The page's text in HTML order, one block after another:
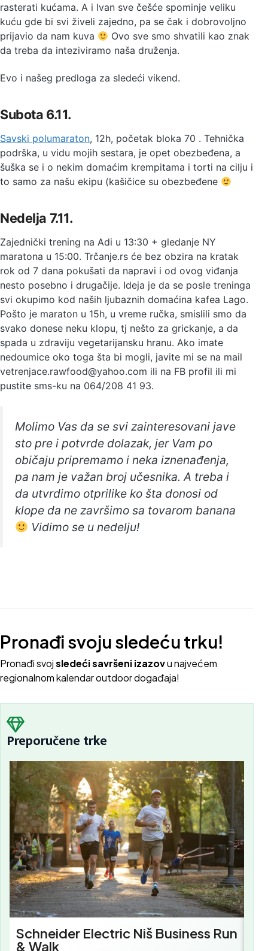
rasterati kućama. A i Ivan sve češće spominje veliku
kuću gde bi svi živeli zajedno, pa se čak i dobrovoljno
prijavio da nam kuva
Ovo sve smo shvatili kao znak
da treba da inteziviramo naša druženja.
Evo i našeg predloga za sledeći vikend.
Subota 6.11.
Savski polumaraton, 12h, početak bloka 70 . Tehnička
podrška, u vidu mojih sestara, je opet obezbeđena, a
šuška se i o nekim domaćim krempitama i torti na cilju i
to samo za našu ekipu (kašičice su obezbeđene
Nedelja 7.11.
Zajednički trening na Adi u 13:30 + gledanje NY
maratona u 15:00. Trčanje.rs će bez obzira na kratak
rok od 7 dana pokušati da napravi i od ovog viđanja
nesto posebno i drugačije. Ideja je da se posle treninga
svi okupimo kod naših ljubaznih domaćina kafea Lago.
Pošto je maraton u 15h, u vreme ručka, smislili smo da
svako donese neku klopu, tj nešto za grickanje, a da
spada u zdraviju vegetarijansku hranu. Ako imate
nedoumice oko toga šta bi mogli, javite mi se na mail
vetrenjace.rawfood@yahoo.com ili na FB profil ili mi
pustite sms-ku na 064/208 41 93.
Molimo Vas da se svi zainteresovani jave
sto pre i potvrde dolazak, jer Vam po
običaju pripremamo i neka iznenađenja,
pa nam je važan broj učesnika. A treba i
da utvrdimo otprilike ko šta donosi od
klope da ne završimo sa tovarom banana
Vidimo se u nedelju!
Pronađi svoju sledeću trku!
Pronađi svojsledeći savršeni izazovu najvećem
regionalnom kalendar outdoor događaja!
Preporučene trke
Schneider Electric Niš Business Run
& Walk